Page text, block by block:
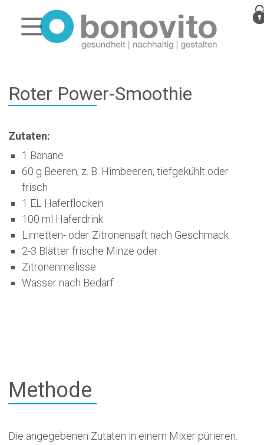
Roter Power-Smoothie
Zutaten:
1 Banane
60 g Beeren, z. B. Himbeeren, tiefgekühlt oder
frisch
1 EL Haferflocken
100 ml Haferdrink
Limetten- oder Zitronensaft nach Geschmack
2-3 Blätter frische Minze oder
Zitronenmelisse
Wasser nach Bedarf
Methode
Die angegebenen Zutaten in einem Mixer pürieren.